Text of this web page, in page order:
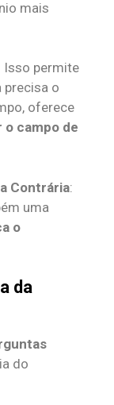
mais
Isso permite
precisa o
oferece
campo de
Contrária:
uma
o
da
do